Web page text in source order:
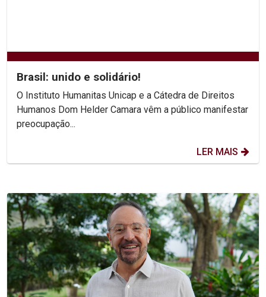
Brasil: unido e solidário!
O Instituto Humanitas Unicap e a Cátedra de Direitos
Humanos Dom Helder Camara vêm a público manifestar
preocupação...
LER MAIS